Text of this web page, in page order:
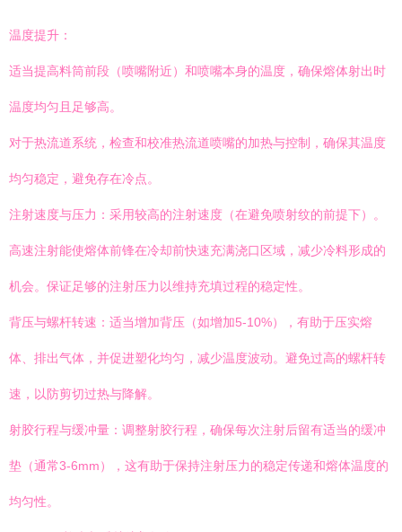
温度提升：
适当提高料筒前段（喷嘴附近）和喷嘴本身的温度，确保熔体射出时
温度均匀且足够高。
对于热流道系统，检查和校准热流道喷嘴的加热与控制，确保其温度
均匀稳定，避免存在冷点。
注射速度与压力：采用较高的注射速度（在避免喷射纹的前提下）。
高速注射能使熔体前锋在冷却前快速充满浇口区域，减少冷料形成的
机会。保证足够的注射压力以维持充填过程的稳定性。
背压与螺杆转速：适当增加背压（如增加5-10%），有助于压实熔
体、排出气体，并促进塑化均匀，减少温度波动。避免过高的螺杆转
速，以防剪切过热与降解。
射胶行程与缓冲量：调整射胶行程，确保每次注射后留有适当的缓冲
垫（通常3-6mm），这有助于保持注射压力的稳定传递和熔体温度的
均匀性。